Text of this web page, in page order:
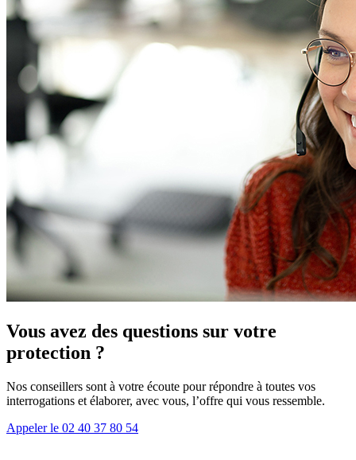
Vous avez des questions sur votre
protection ?
Nos conseillers sont à votre écoute pour répondre à toutes vos
interrogations et élaborer, avec vous, l’offre qui vous ressemble.
Appeler le 02 40 37 80 54